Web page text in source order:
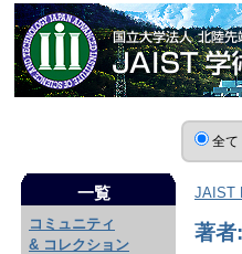
全て
一覧
コミュニティ
& コレクション
JAIST
著